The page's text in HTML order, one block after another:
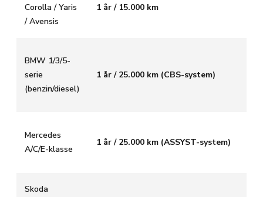
Corolla / Yaris
/ Avensis
1 år / 15.000 km
BMW 1/3/5-
serie
(benzin/diesel)
1 år / 25.000 km (CBS-system)
Mercedes
A/C/E-klasse
1 år / 25.000 km (ASSYST-system)
Skoda